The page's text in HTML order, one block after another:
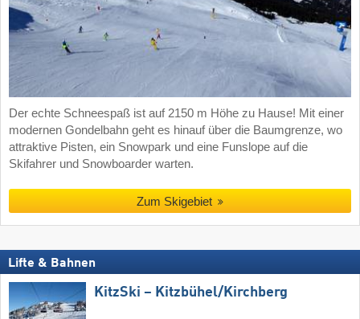
Der echte Schneespaß ist auf 2150 m Höhe zu Hause! Mit einer
modernen Gondelbahn geht es hinauf über die Baumgrenze, wo
attraktive Pisten, ein Snowpark und eine Funslope auf die
Skifahrer und Snowboarder warten.
Zum Skigebiet
Lifte & Bahnen
KitzSki – Kitzbühel/​Kirchberg